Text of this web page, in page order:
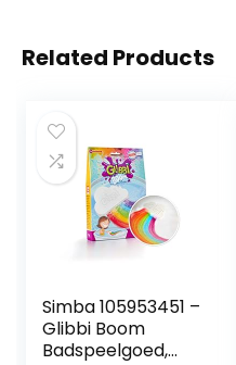
Related Products
Simba 105953451 –
Glibbi Boom
Badspeelgoed,